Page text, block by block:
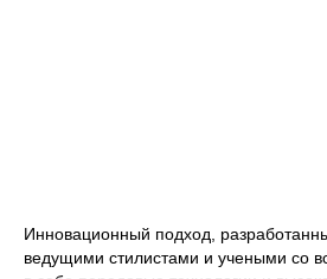
Инновационный подход,
ведущими стилистами и учеными со